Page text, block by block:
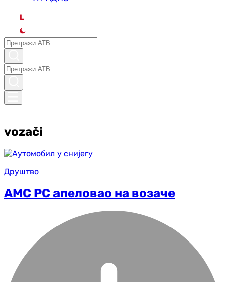
L
vozači
Друштво
АМС РС апеловао на возаче